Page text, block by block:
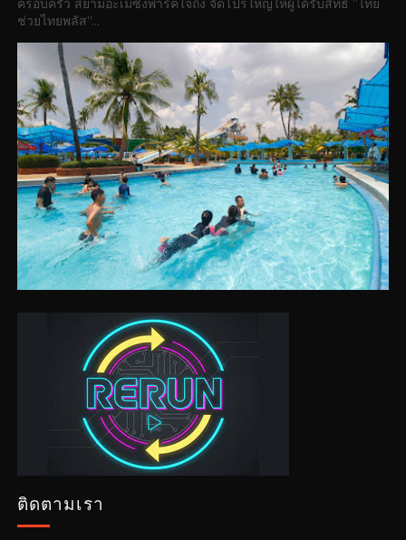
ครอบครัว สยามอะเมซิ่งพาร์คใจถึง จัดโปรใหญ่ให้ผู้ได้รับสิทธิ์ “ไทย
ช่วยไทยพลัส”...
ติดตามเรา